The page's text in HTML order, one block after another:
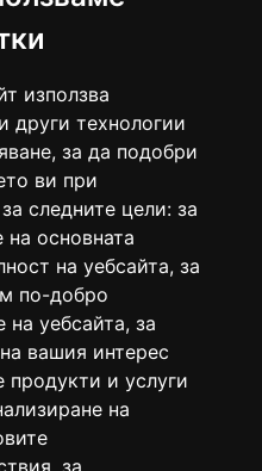
използва
други технологии
за да подобри
ви при
следните цели: за
на основната
на уебсайта, за
по-добро
на уебсайта, за
вашия интерес
продукти и услуги
на
за